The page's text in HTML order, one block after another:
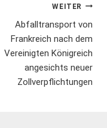
WEITER
Abfalltransport von
Frankreich nach dem
Vereinigten Königreich
angesichts neuer
Zollverpflichtungen